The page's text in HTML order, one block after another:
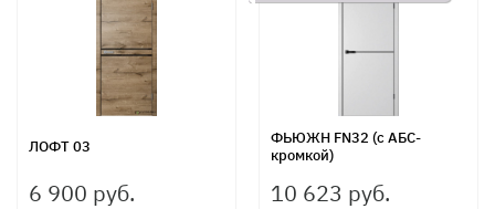
ЛОФТ 03
6 900 руб.
ФЬЮЖН FN32 (c АБС-
кромкой)
10 623 руб.